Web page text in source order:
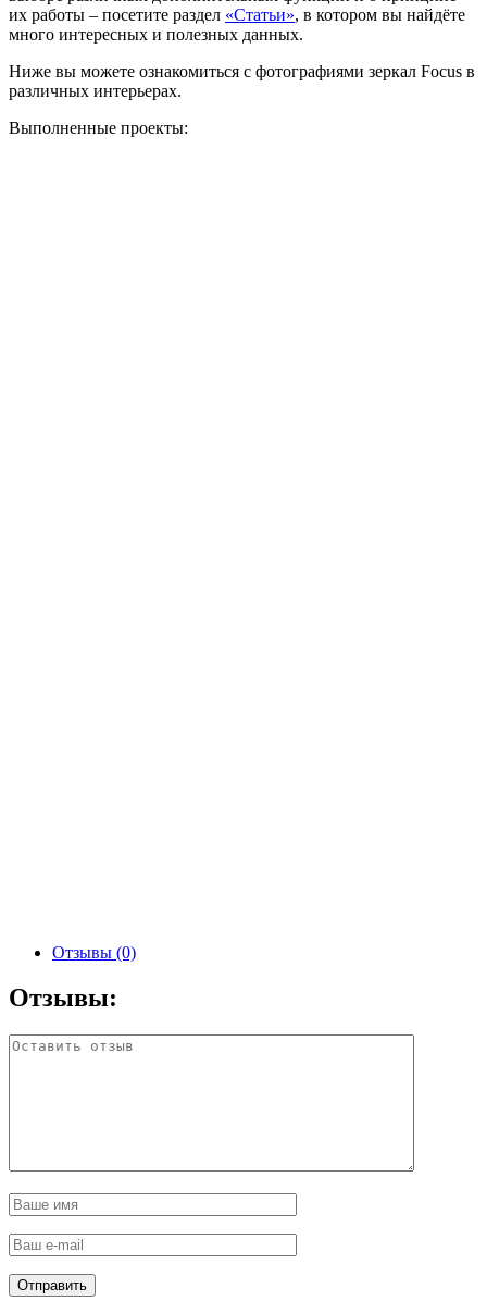
их работы – посетите раздел «Статьи», в котором вы найдёте
много интересных и полезных данных.
Ниже вы можете ознакомиться с фотографиями зеркал Focus в
различных интерьерах.
Выполненные проекты:
Отзывы (0)
Отзывы: